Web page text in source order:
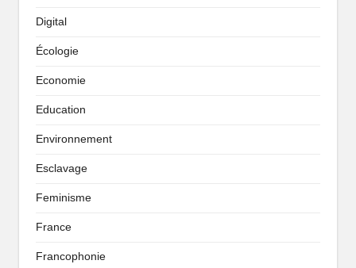
Digital
Écologie
Economie
Education
Environnement
Esclavage
Feminisme
France
Francophonie